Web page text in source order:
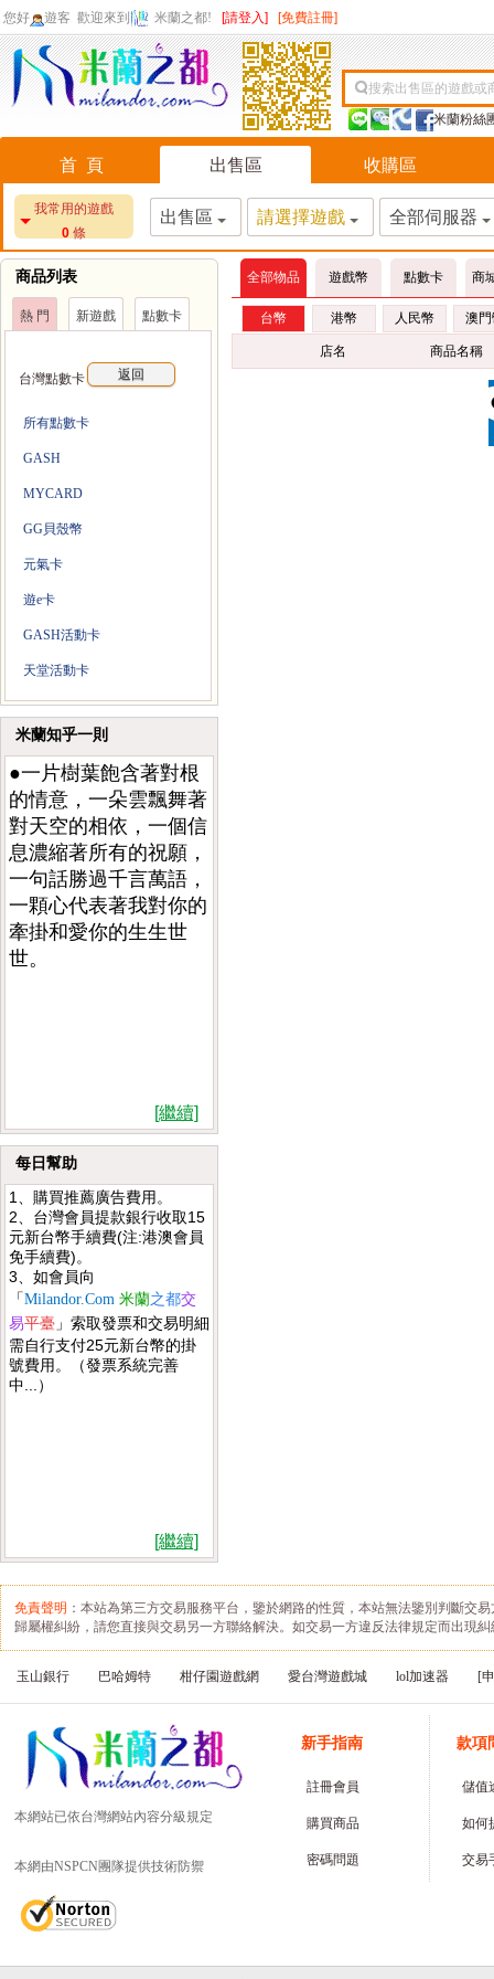
您好 遊客 歡迎來到 米蘭之都! [請登入] [免費註冊]
搜索出售區的遊戲或
米蘭粉絲
首 頁 出售區 收購區
我常用的遊戲
0 條
出售區 請選擇遊戲 全部伺服器
商品列表
熱 門 新遊戲 點數卡
台灣點數卡 返回
所有點數卡
GASH
MYCARD
GG貝殼幣
元氣卡
遊e卡
GASH活動卡
天堂活動卡
米蘭知乎一則
●一片樹葉飽含著對根
的情意，一朵雲飄舞著
對天空的相依，一個信
息濃縮著所有的祝願，
一句話勝過千言萬語，
一顆心代表著我對你的
牽掛和愛你的生生世
世。
[繼續]
每日幫助
1、購買推薦廣告費用。
2、台灣會員提款銀行收取15
元新台幣手續費(注:港澳會員
免手續費)。
3、如會員向
「 Milandor.Com 米蘭之都交
易平臺 」 索取發票和交易明細
需自行支付25元新台幣的掛
號費用。（發票系統完善
中...）
[繼續]
全部物品 遊戲幣 點數卡 商
台幣 港幣 人民幣 澳
店名 商品名稱
免責聲明 ：本站為第三方交易服務平台，鑒於網路的性質，本站無法鑒別判斷交
歸屬權糾紛，請您直接與交易另一方聯絡解決。如交易一方違反法律規定而出現
玉山銀行 巴哈姆特 柑仔園遊戲網 愛台灣遊戲城 lol加速器 [
本網站已依台灣網站內容分級規定
本網由NSPCN團隊提供技術防禦
新手指南
註冊會員
購買商品
密碼問題
款項
儲值
如何
交易